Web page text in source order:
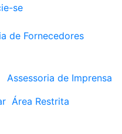
se
de Fornecedores
Assessoria de Imprensa
Área Restrita